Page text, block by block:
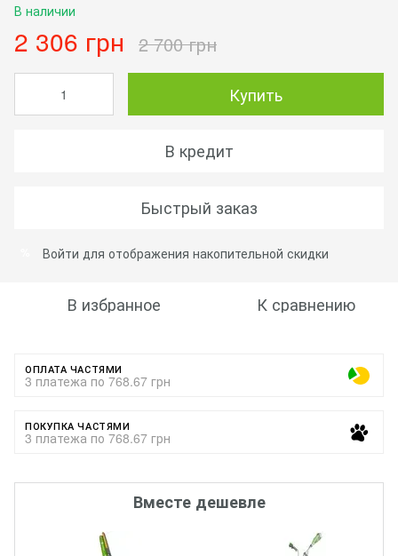
В наличии
2 306 грн 2 700 грн
Купить
В кредит
Быстрый заказ
Войти для отображения накопительной скидки
В избранное К сравнению
ОПЛАТА ЧАСТЯМИ
3 платежа по 768.67 грн
ПОКУПКА ЧАСТЯМИ
3 платежа по 768.67 грн
Вместе дешевле